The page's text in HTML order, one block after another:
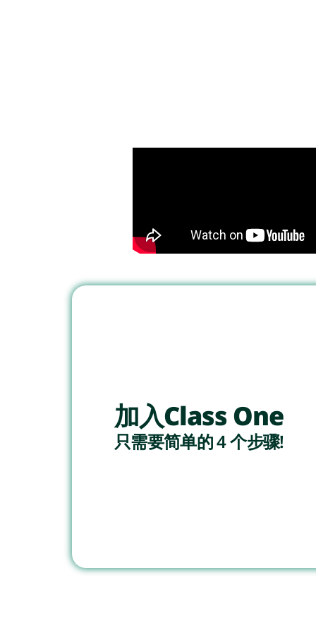
加入Class One
只需要简单的 4 个步骤!